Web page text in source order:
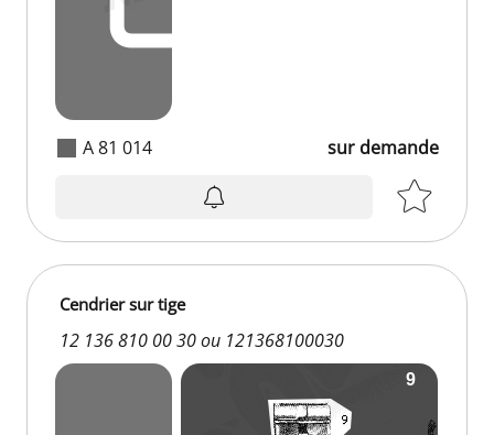
A 81 014 sur demande
Cendrier sur tige
12 136 810 00 30 ou 121368100030